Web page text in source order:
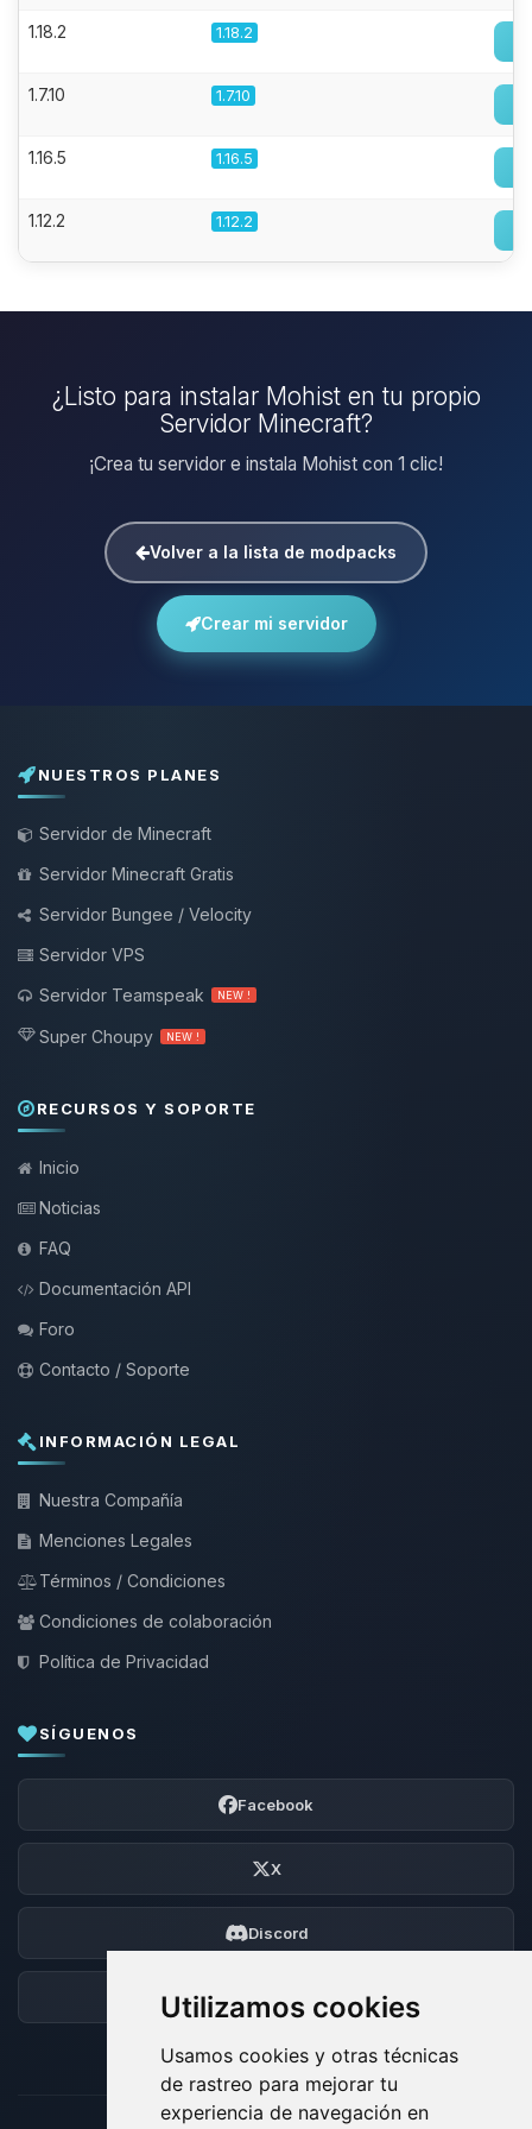
Utilizamos cookies
Usamos cookies y otras técnicas
de rastreo para mejorar tu
experiencia de navegación en
1.18.2 1.18.2
1.7.10 1.7.10
1.16.5 1.16.5
1.12.2 1.12.2
¿Listo para instalar Mohist en tu propio
Servidor Minecraft?
¡Crea tu servidor e instala Mohist con 1 clic!
Volver a la lista de modpacks
Crear mi servidor
NUESTROS PLANES
Servidor de Minecraft
Servidor Minecraft Gratis
Servidor Bungee / Velocity
Servidor VPS
Servidor Teamspeak
NEW !
Super Choupy NEW !
RECURSOS Y SOPORTE
Inicio
Noticias
FAQ
Documentación API
Foro
Contacto / Soporte
INFORMACIÓN LEGAL
Nuestra Compañía
Menciones Legales
Términos / Condiciones
Condiciones de colaboración
Política de Privacidad
SÍGUENOS
Facebook
X
Discord
Foro